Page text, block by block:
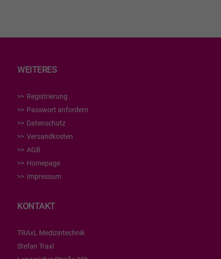
WEITERES
Registrierung
Passwort anfordern
Datenschutz
Versandkosten
AGB
Homepage
Impressum
KONTAKT
TRAxL Medizintechnik
Stefan Traxl